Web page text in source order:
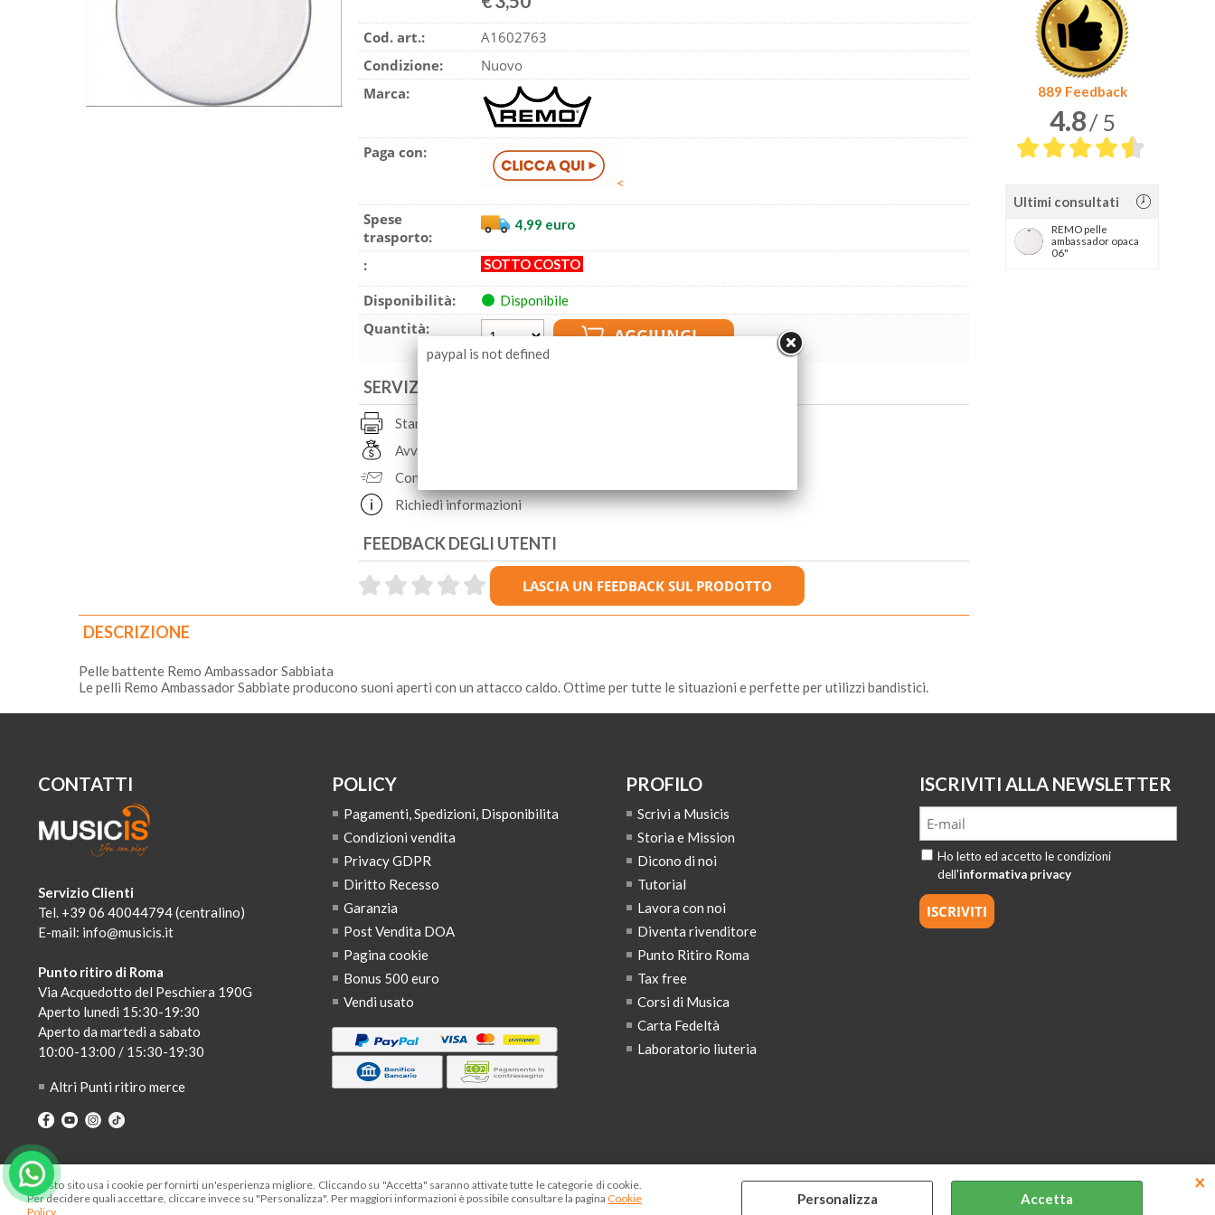
Questo sito usa i cookie per fornirti un'esperienza migliore. Cliccando su "Accetta" saranno attivate tutte le categorie di cookie.
Per decidere quali accettare, cliccare invece su "Personalizza". Per maggiori informazioni è possibile consultare la pagina Cookie
Policy.
Personalizza Accetta
Cod. art.:
A1602763
Condizione:
Nuovo
Marca:
Paga con:
<
Spese
trasporto:
4,99 euro
: SOTTO COSTO
Disponibilità: Disponibile
Quantità:
SERVIZI
Stampa
Avvisami quando diminuisce il prezzo
Condividi
Richiedi informazioni
FEEDBACK DEGLI UTENTI
DESCRIZIONE
Pelle battente Remo Ambassador Sabbiata
Le pelli Remo Ambassador Sabbiate producono suoni aperti con un attacco caldo. Ottime per tutte le situazioni e perfette per utilizzi bandistici.
889 Feedback
4.8/ 5
Ultimi consultati
REMO pelle
ambassador opaca
06"
CONTATTI
Servizio Clienti
Tel. +39 06 40044794 (centralino)
E-mail: info@musicis.it
Punto ritiro di Roma
Via Acquedotto del Peschiera 190G
Aperto lunedi 15:30-19:30
Aperto da martedi a sabato
10:00-13:00 / 15:30-19:30
Altri Punti ritiro merce
POLICY
Pagamenti, Spedizioni, Disponibilita
Condizioni vendita
Privacy GDPR
Diritto Recesso
Garanzia
Post Vendita DOA
Pagina cookie
Bonus 500 euro
Vendi usato
PROFILO
Scrivi a Musicis
Storia e Mission
Dicono di noi
Tutorial
Lavora con noi
Diventa rivenditore
Punto Ritiro Roma
Tax free
Corsi di Musica
Carta Fedeltà
Laboratorio liuteria
ISCRIVITI ALLA NEWSLETTER
Ho letto ed accetto le condizioni
dell'informativa privacy
MUSICIS You Can Play è un marchio registrato | Tutti i contenuti di questo sito web sono di proprietà di MExp srl P.I. 15126381001
paypal is not defined